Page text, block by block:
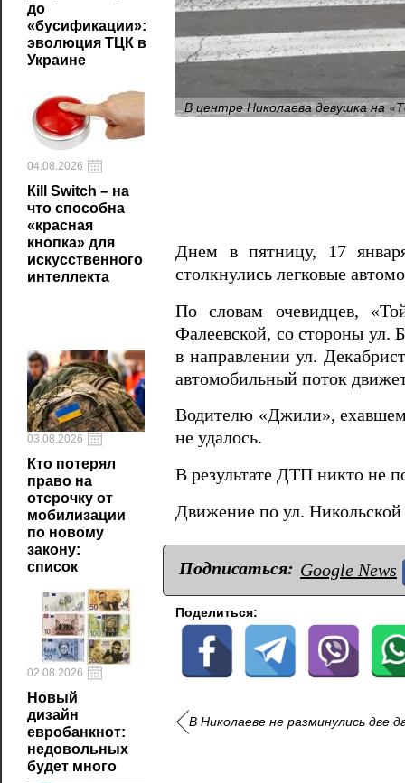
до
«бусификации»:
эволюция ТЦК в
Украине
04.08.2026
Кill Switch – на
что способна
«красная
кнопка» для
искусственного
интеллекта
03.08.2026
Кто потерял
право на
отсрочку от
мобилизации
по новому
закону:
список
02.08.2026
Новый
дизайн
евробанкнот:
недовольных
будет много
В центре Николаева девушка на
Днем в пятницу, 17
столкнулись легковые
По словам очевидцев,
Фалеевской, со стороны ул.
в направлении ул.
автомобильный поток
Водителю «Джили»,
не удалось.
В результате ДТП никто не
Движение по ул. Никольской
Подписаться: Google News
Поделиться:
В Николаеве не разминулись две